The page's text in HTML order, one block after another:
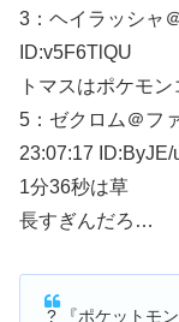
3： ヘイラッシャ
ID:v5F6TlQU
トマスはポケモ
5： ゼクロム＠フ
23:07:17 ID:ByJE/
1分36秒は草
長すぎんだろ…
? 『ポケットモ